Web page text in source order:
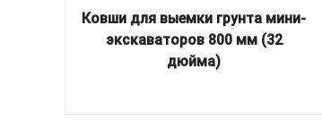
Ковши для выемки грунта мини-
экскаваторов 800 мм (32
дюйма)